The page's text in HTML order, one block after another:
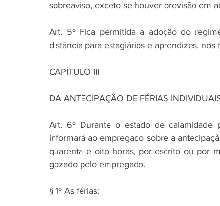
sobreaviso, exceto se houver previsão em
Art. 5º Fica permitida a adoção do
distância para estagiários e aprendizes,
CAPÍTULO III
DA ANTECIPAÇÃO DE FÉRIAS
Art. 6º Durante o estado de
informará ao empregado sobre a
quarenta e oito horas, por escrito ou por
gozado pelo empregado.
§ 1º As férias: